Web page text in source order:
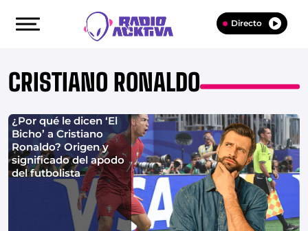
Directo
CRISTIANO RONALDO
¿Por qué le dicen ‘El
Bicho’ a Cristiano
Ronaldo? Origen y
significado del apodo
del futbolista